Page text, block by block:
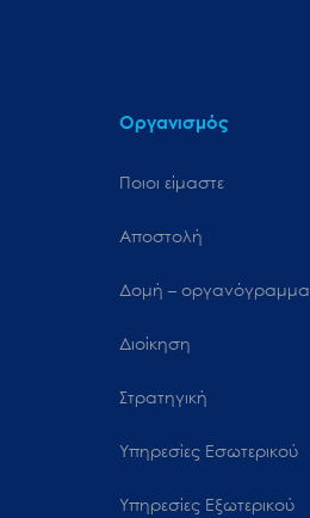
Οργανισμός
Ποιοι είμαστε
Αποστολή
Δομή – οργανόγραμμα
Διοίκηση
Στρατηγική
Υπηρεσίες Εσωτερικού
Υπηρεσίες Εξωτερικού